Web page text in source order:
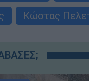
Κώστας